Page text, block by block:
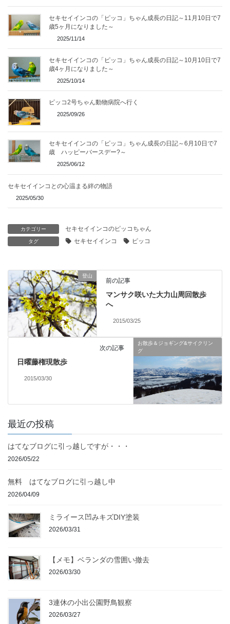
セキセイインコの「ピッコ」ちゃん成長の日記～11月10日で7
歳5ヶ月になりました～
2025/11/14
セキセイインコの「ピッコ」ちゃん成長の日記～10月10日で7
歳4ヶ月になりました～
2025/10/14
ピッコ2号ちゃん動物病院へ行く
2025/09/26
セキセイインコの「ピッコ」ちゃん成長の日記～6月10日で7
歳 ハッピーバースデー?～
2025/06/12
セキセイインコとの心温まる絆の物語
2025/05/30
カテゴリー セキセイインコのピッコちゃん
タグ セキセイインコ ピッコ
登山
前の記事
マンサク咲いた大力山周回散歩
へ
2015/03/25
お散歩＆ジョギング&サイクリン
グ
次の記事
日曜藤権現散歩
2015/03/30
最近の投稿
はてなブログに引っ越しですが・・・
2026/05/22
無料 はてなブログに引っ越し中
2026/04/09
ミライース凹みキズDIY塗装
2026/03/31
【メモ】ベランダの雪囲い撤去
2026/03/30
3連休の小出公園野鳥観察
2026/03/27